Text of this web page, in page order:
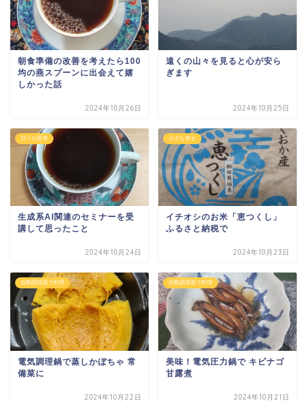
朝食準備の改善を考えたら100
均の燕スプーンに出会えて嬉
しかった話
2024年10月26日
遠くの山々を見ると心が安ら
ぎます
2024年10月25日
日々の思考
生成系AI関連のセミナーを受
講して思ったこと
2024年10月24日
小さな幸せ
イチオシのお米「恵つくし」
ふるさと納税で
2024年10月23日
自動調理器で料理
電気調理鍋で蒸しかぼちゃ 常
備菜に
2024年10月22日
自動調理器で料理
美味！電気圧力鍋で キビナゴ
甘露煮
2024年10月21日